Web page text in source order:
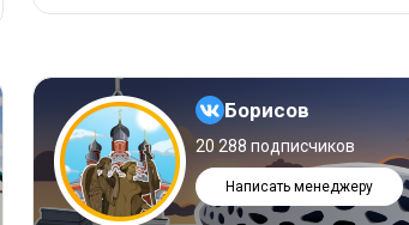
Борисов
20 288 подписчиков
Написать менеджеру